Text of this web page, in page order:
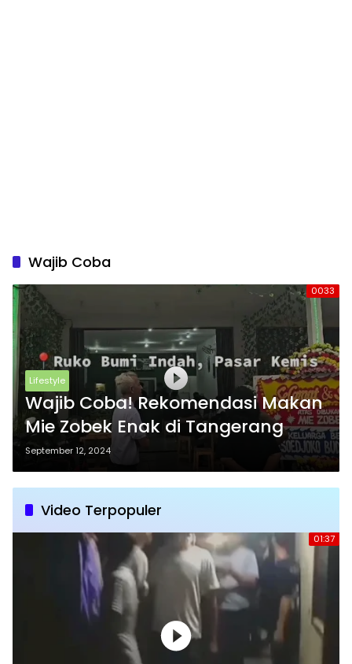
Wajib Coba
0033
Lifestyle
Wajib Coba! Rekomendasi Makan
Mie Zobek Enak di Tangerang
September 12, 2024
Video Terpopuler
01:37